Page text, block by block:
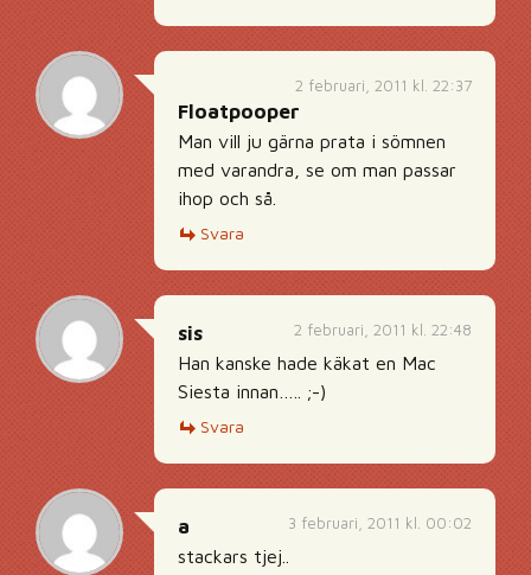
2 februari, 2011 kl. 22:37
Floatpooper
Man vill ju gärna prata i sömnen
med varandra, se om man passar
ihop och så.
Svara
2 februari, 2011 kl. 22:48
sis
Han kanske hade käkat en Mac
Siesta innan….. ;-)
Svara
3 februari, 2011 kl. 00:02
a
stackars tjej..